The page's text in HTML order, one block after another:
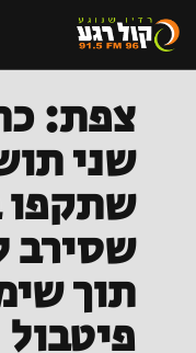
צפת:
שני
שתקפו
שסירב
תוך
פיטבול